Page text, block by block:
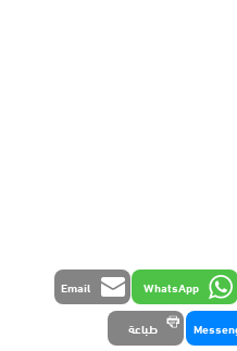
WhatsApp
Email
طباعة